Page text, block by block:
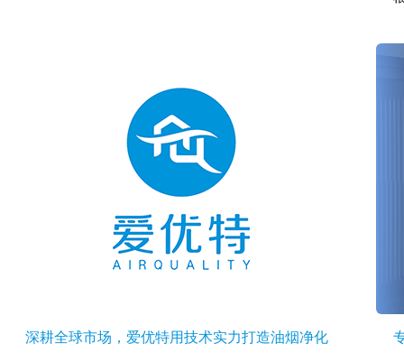
深耕全球市场，爱优特用技术实力打造油烟净化